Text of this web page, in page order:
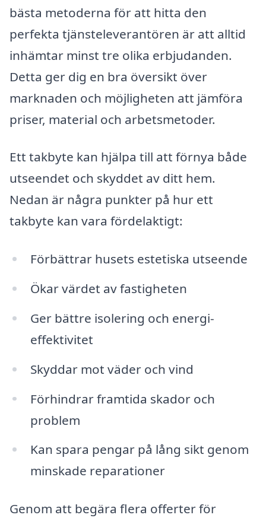
bästa metoderna för att hitta den
perfekta tjänsteleverantören är att alltid
inhämtar minst tre olika erbjudanden.
Detta ger dig en bra översikt över
marknaden och möjligheten att jämföra
priser, material och arbetsmetoder.
Ett takbyte kan hjälpa till att förnya både
utseendet och skyddet av ditt hem.
Nedan är några punkter på hur ett
takbyte kan vara fördelaktigt:
Förbättrar husets estetiska utseende
Ökar värdet av fastigheten
Ger bättre isolering och energi-
effektivitet
Skyddar mot väder och vind
Förhindrar framtida skador och
problem
Kan spara pengar på lång sikt genom
minskade reparationer
Genom att begära flera offerter för